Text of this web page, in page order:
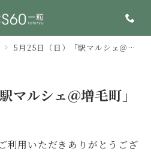
5月25日（日）「駅マルシェ＠増毛町」に出店します！
マルシェ＠増毛町」
利用いただきありがとうござ